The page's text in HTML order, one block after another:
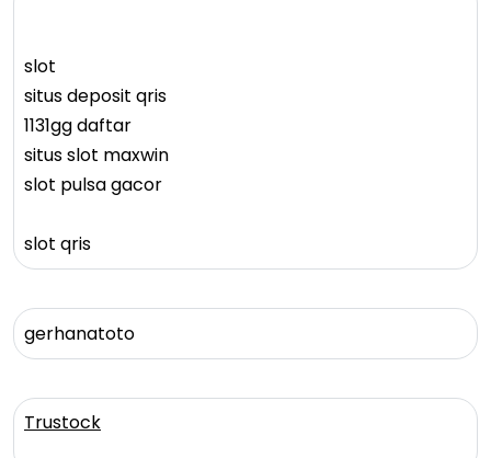
slot
situs deposit qris
1131gg daftar
situs slot maxwin
slot pulsa gacor
slot qris
gerhanatoto
Trustock